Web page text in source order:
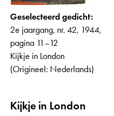
Geselecteerd gedicht:
2e jaargang, nr. 42, 1944,
pagina 11–12
Kijkje in London
(Origineel: Nederlands)
Kijkje in London